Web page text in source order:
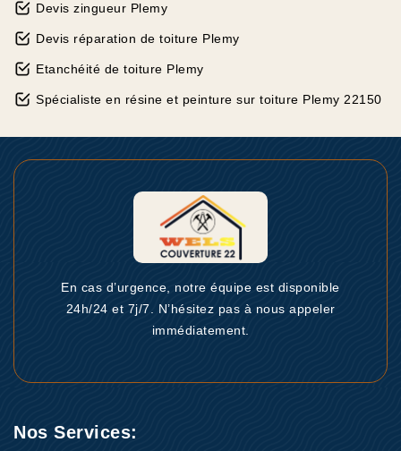
Devis zingueur Plemy
Devis réparation de toiture Plemy
Etanchéité de toiture Plemy
Spécialiste en résine et peinture sur toiture Plemy 22150
En cas d’urgence, notre équipe est disponible
24h/24 et 7j/7. N’hésitez pas à nous appeler
immédiatement.
Nos Services: